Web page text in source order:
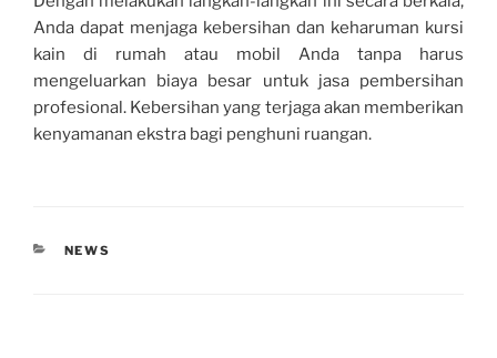
Anda dapat menjaga kebersihan dan keharuman kursi
kain di rumah atau mobil Anda tanpa harus
mengeluarkan biaya besar untuk jasa pembersihan
profesional. Kebersihan yang terjaga akan memberikan
kenyamanan ekstra bagi penghuni ruangan.
CATEGORIES
NEWS